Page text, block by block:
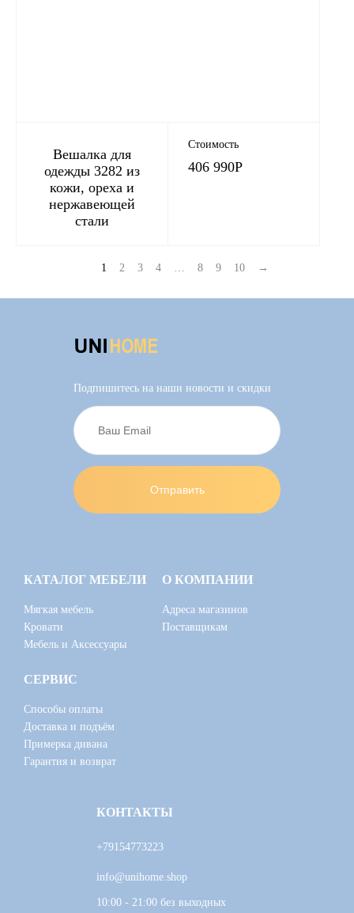
Вешалка для
одежды 3282 из
кожи, ореха и
нержавеющей
стали
Стоимость
406 990Р
1 2 3 4 8 9 10 →
Подпишитесь на наши новости и скидки
КАТАЛОГ МЕБЕЛИ
Мягкая мебель
Кровати
Мебель и Аксессуары
О КОМПАНИИ
Адреса магазинов
Поставщикам
СЕРВИС
Способы оплаты
Доставка и подъём
Примерка дивана
Гарантия и возврат
КОНТАКТЫ
+79154773223
info@unihome.shop
10:00 - 21:00 без выходных